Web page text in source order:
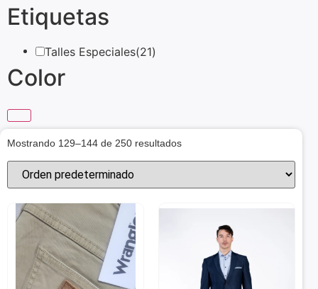
Etiquetas
Talles Especiales(21)
Color
Mostrando 129–144 de 250 resultados